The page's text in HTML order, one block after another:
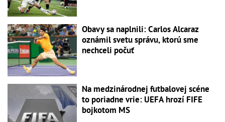
Obavy sa naplnili: Carlos Alcaraz
oznámil svetu správu, ktorú sme
nechceli počuť
Na medzinárodnej futbalovej scéne
to poriadne vrie: UEFA hrozí FIFE
bojkotom MS